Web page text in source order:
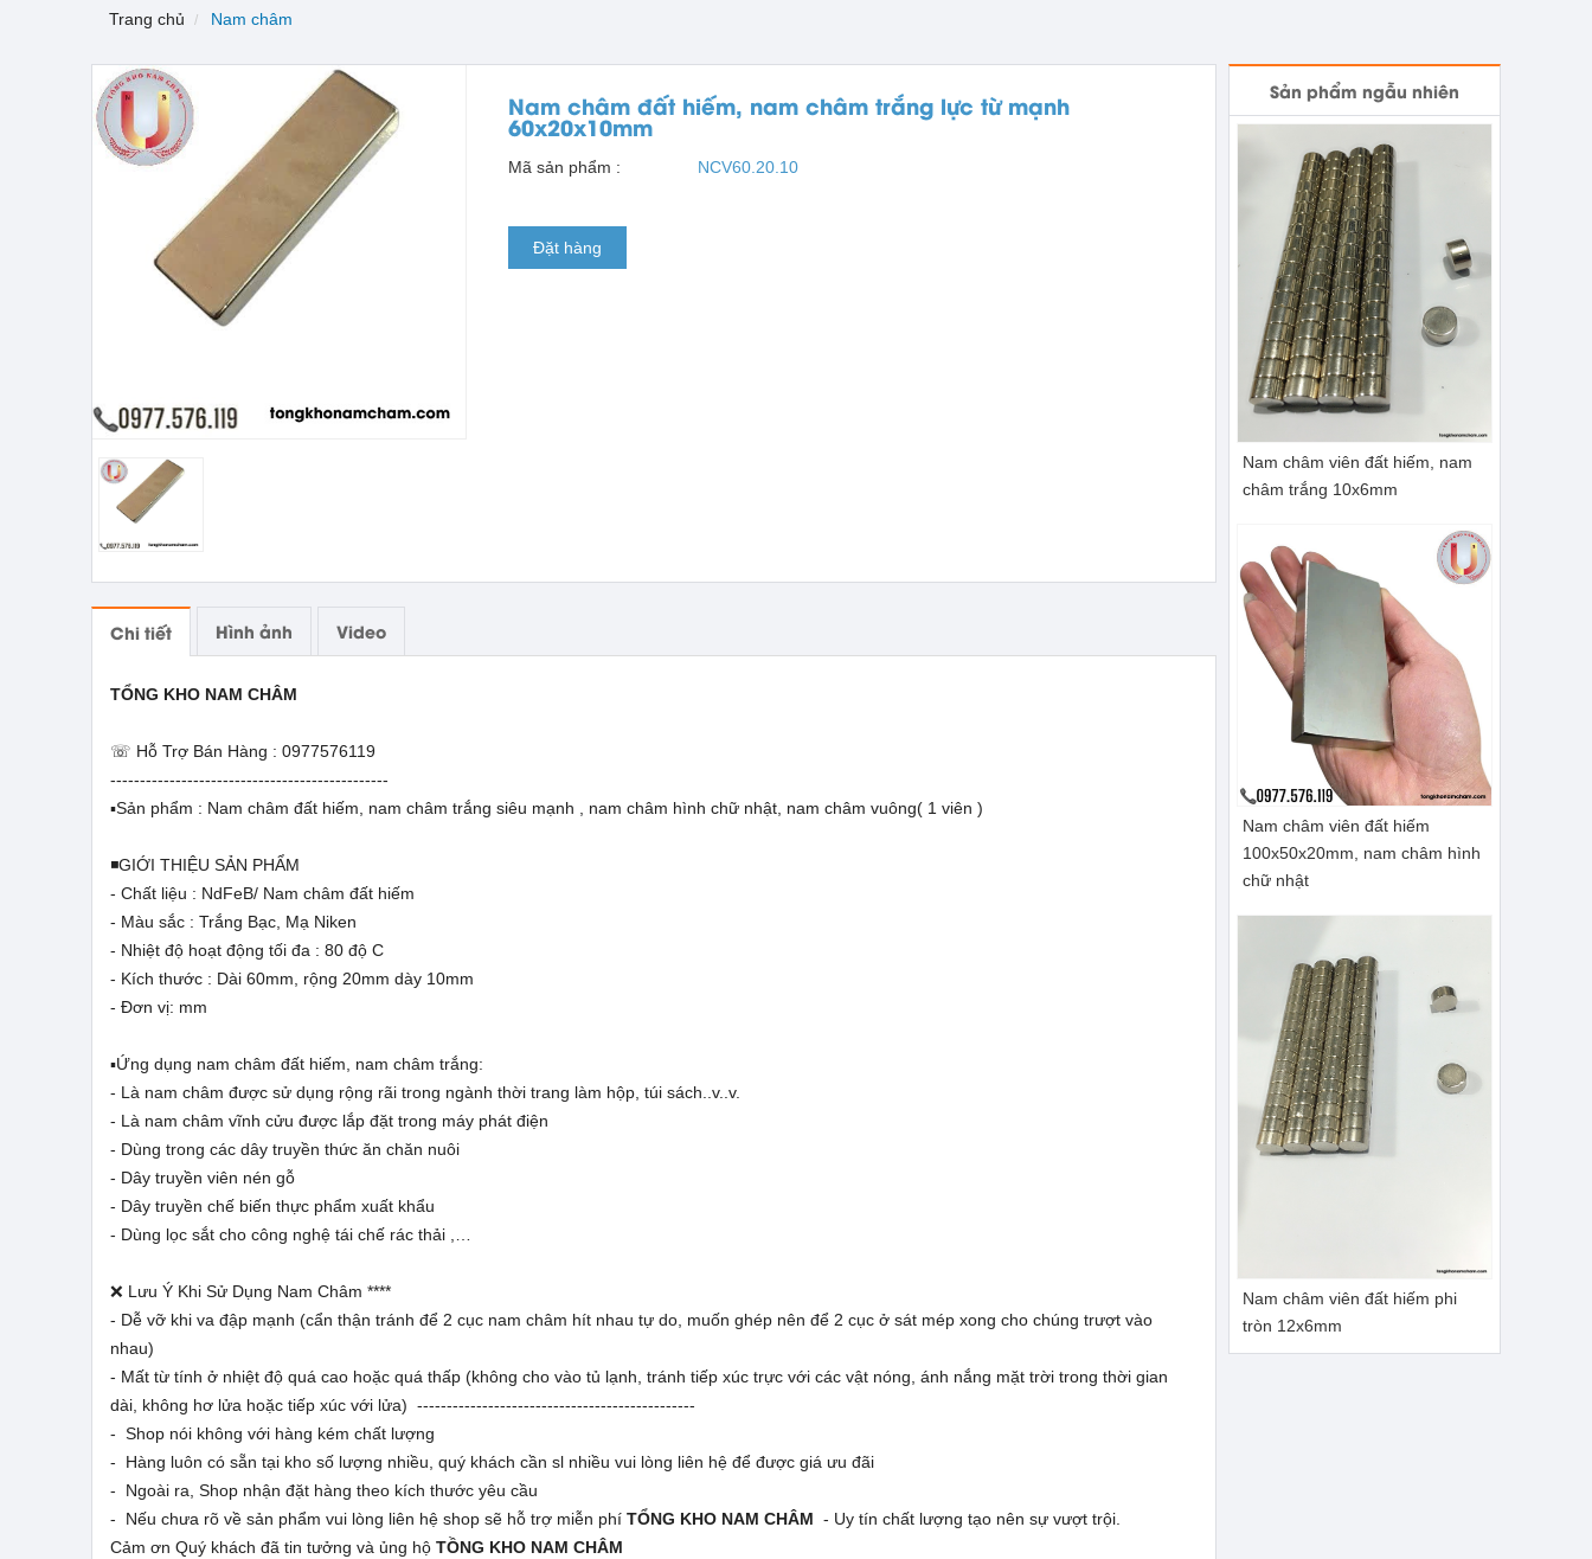
Trang chủ Nam châm
Nam châm đất hiếm, nam châm trắng lực từ mạnh
60x20x10mm
Mã sản phẩm : NCV60.20.10
Đặt hàng
Chi tiết Hình ảnh Video
TỔNG KHO NAM CHÂM
☏ Hỗ Trợ Bán Hàng : 0977576119
-----------------------------------------------
▪️Sản phẩm : Nam châm đất hiếm, nam châm trắng siêu mạnh , nam châm hình chữ nhật, nam châm vuông( 1 viên )
◾GIỚI THIỆU SẢN PHẨM
- Chất liệu : NdFeB/ Nam châm đất hiếm
- Màu sắc : Trắng Bạc, Mạ Niken
- Nhiệt độ hoạt động tối đa : 80 độ C
- Kích thước : Dài 60mm, rộng 20mm dày 10mm
- Đơn vị: mm
▪️Ứng dụng nam châm đất hiếm, nam châm trắng:
- Là nam châm được sử dụng rộng rãi trong ngành thời trang làm hộp, túi sách..v..v.
- Là nam châm vĩnh cửu được lắp đặt trong máy phát điện
- Dùng trong các dây truyền thức ăn chăn nuôi
- Dây truyền viên nén gỗ
- Dây truyền chế biến thực phẩm xuất khẩu
- Dùng lọc sắt cho công nghệ tái chế rác thải ,…
❌ Lưu Ý Khi Sử Dụng Nam Châm ****
- Dễ vỡ khi va đập mạnh (cẩn thận tránh để 2 cục nam châm hít nhau tự do, muốn ghép nên để 2 cục ở sát mép xong cho chúng trượt vào
nhau)
- Mất từ tính ở nhiệt độ quá cao hoặc quá thấp (không cho vào tủ lạnh, tránh tiếp xúc trực với các vật nóng, ánh nắng mặt trời trong thời gian
dài, không hơ lửa hoặc tiếp xúc với lửa) -----------------------------------------------
- Shop nói không với hàng kém chất lượng
- Hàng luôn có sẵn tại kho số lượng nhiều, quý khách cần sl nhiều vui lòng liên hệ để được giá ưu đãi
- Ngoài ra, Shop nhận đặt hàng theo kích thước yêu cầu
- Nếu chưa rõ về sản phẩm vui lòng liên hệ shop sẽ hỗ trợ miễn phí TỔNG KHO NAM CHÂM - Uy tín chất lượng tạo nên sự vượt trội.
Cảm ơn Quý khách đã tin tưởng và ủng hộ TỒNG KHO NAM CHÂM
Sản phẩm ngẫu nhiên
Nam châm viên đất hiếm, nam
châm trắng 10x6mm
Nam châm viên đất hiếm
100x50x20mm, nam châm hình
chữ nhật
Nam châm viên đất hiếm phi
tròn 12x6mm